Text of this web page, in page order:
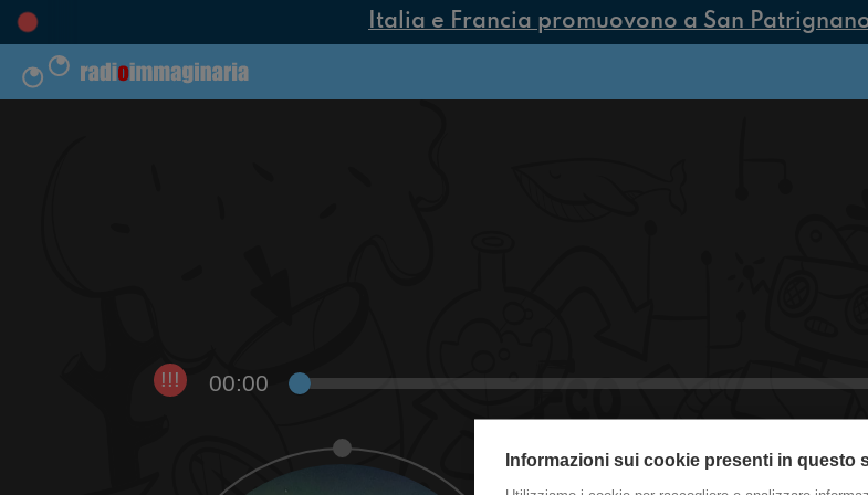
Italia e Francia promuovono a San
!!! 00:00
Informazioni sui cookie presenti in questo